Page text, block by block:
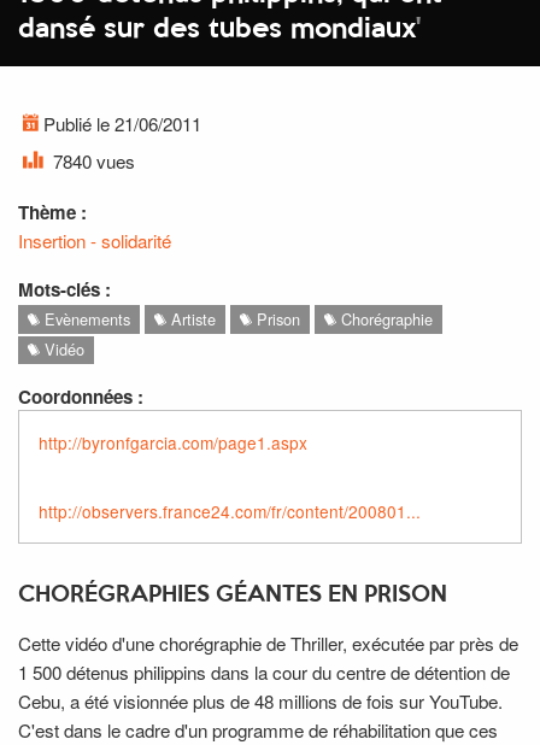
dansé sur des tubes mondiaux'
Publié le 21/06/2011
7840 vues
Thème :
Insertion - solidarité
Mots-clés :
Evènements Artiste Prison
Chorégraphie
Vidéo
Coordonnées :
http://byronfgarcia.com/page1.aspx
http://observers.france24.com/fr/content/200801...
CHORÉGRAPHIES GÉANTES EN PRISON
Cette vidéo d'une chorégraphie de Thriller, exécutée par près de
1 500 détenus philippins dans la cour du centre de détention de
Cebu, a été visionnée plus de 48 millions de fois sur YouTube.
C'est dans le cadre d'un programme de réhabilitation que ces